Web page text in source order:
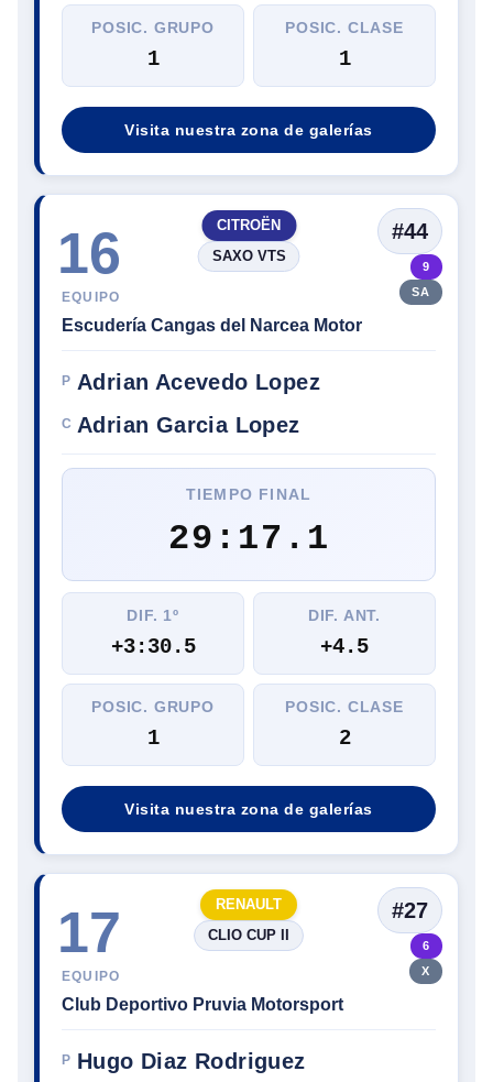
POSIC. GRUPO
1
POSIC. CLASE
1
Visita nuestra zona de galerías
16 #44
9
SA
EQUIPO
Escudería Cangas del Narcea Motor
CITROËN
SAXO VTS
P Adrian Acevedo Lopez
C Adrian Garcia Lopez
TIEMPO FINAL
29:17.1
DIF. 1º
+3:30.5
DIF. ANT.
+4.5
POSIC. GRUPO
1
POSIC. CLASE
2
Visita nuestra zona de galerías
17 #27
6
X
EQUIPO
Club Deportivo Pruvia Motorsport
RENAULT
CLIO CUP II
P Hugo Diaz Rodriguez